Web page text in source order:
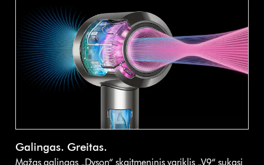
Galingas. Greitas.
Mažas galingas „Dyson“ skaitmeninis variklis „V9“ sukasi